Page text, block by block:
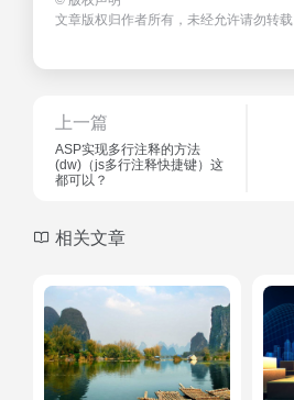
文章版权归作者所有，未经允许请勿转载
上一篇
ASP实现多行注释的方法
(dw)（js多行注释快捷键）这
都可以？
相关文章